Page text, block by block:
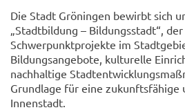
Die Stadt Gröningen bewirbt sich
„Stadtbildung – Bildungsstadt“,
Schwerpunktprojekte im
Bildungsangebote, kulturelle
nachhaltige
Grundlage für eine zukunftsfähige
Innenstadt.